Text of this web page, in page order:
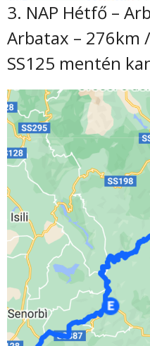
3. NAP Hétfő –
Arbatax – 276km
SS125 mentén